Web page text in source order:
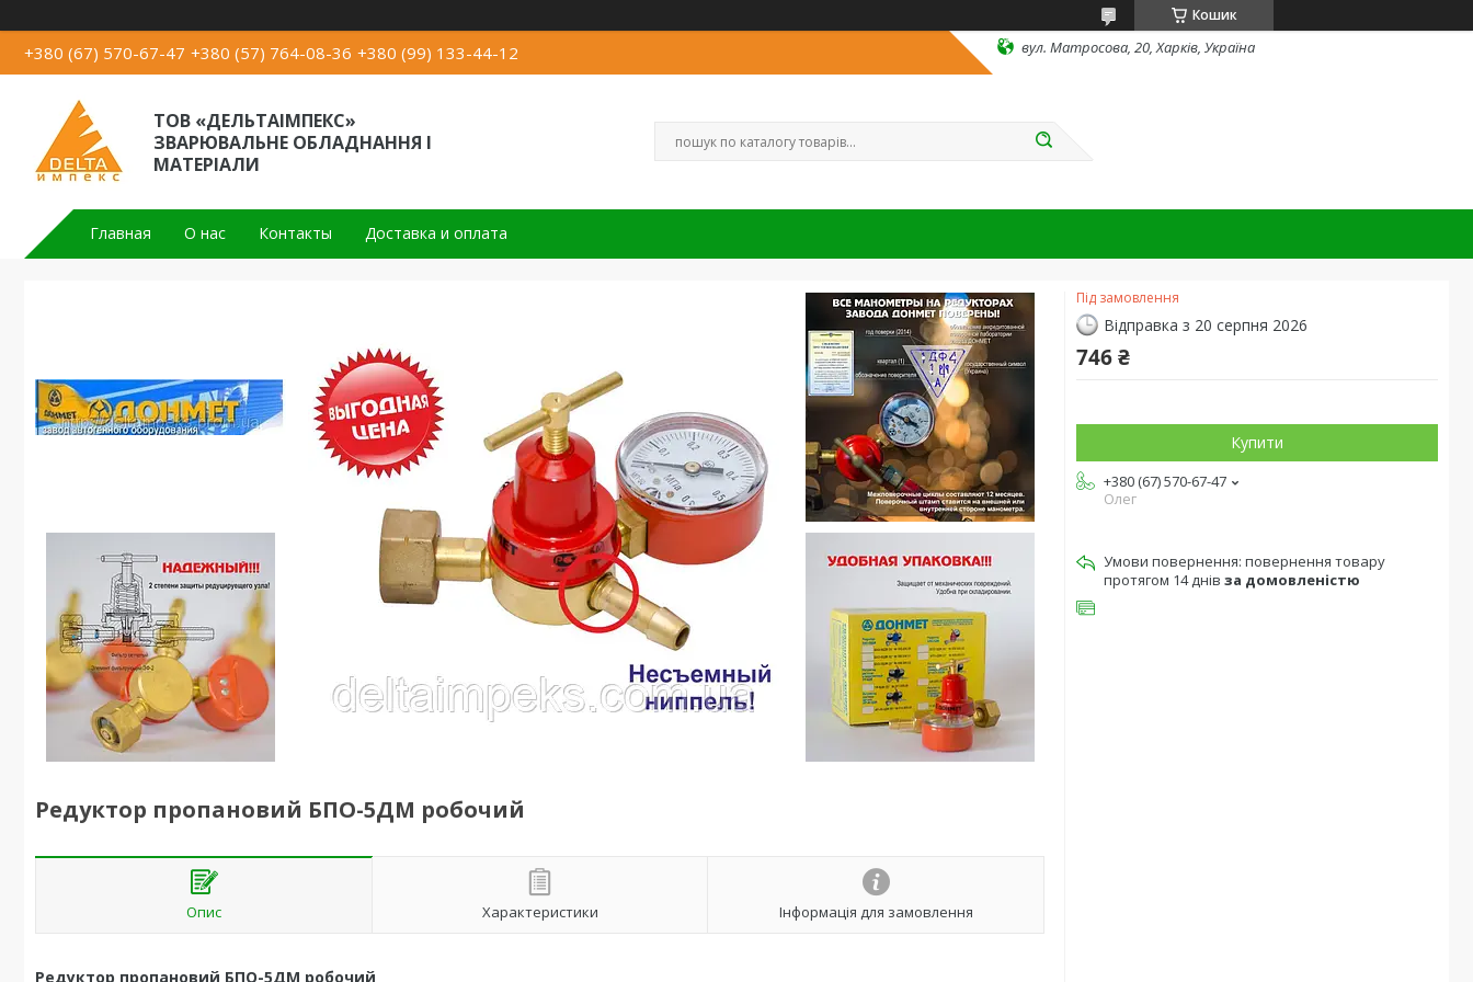
Кошик
+380 (67) 570-67-47 +380 (57) 764-08-36 +380 (99) 133-44-12 вул. Матросова, 20, Харків, Україна
ТОВ «ДЕЛЬТАІМПЕКС»
ЗВАРЮВАЛЬНЕ ОБЛАДНАННЯ І
МАТЕРІАЛИ
Главная О нас Контакты Доставка и оплата
Редуктор пропановий БПО-5ДМ робочий
Опис Характеристики Інформація для замовлення
Редуктор пропановий БПО-5ДМ робочий
Під замовлення
Відправка з 20 серпня 2026
746 ₴
Купити
+380 (67) 570-67-47
Олег
повернення товару
протягом 14 днів за домовленістю